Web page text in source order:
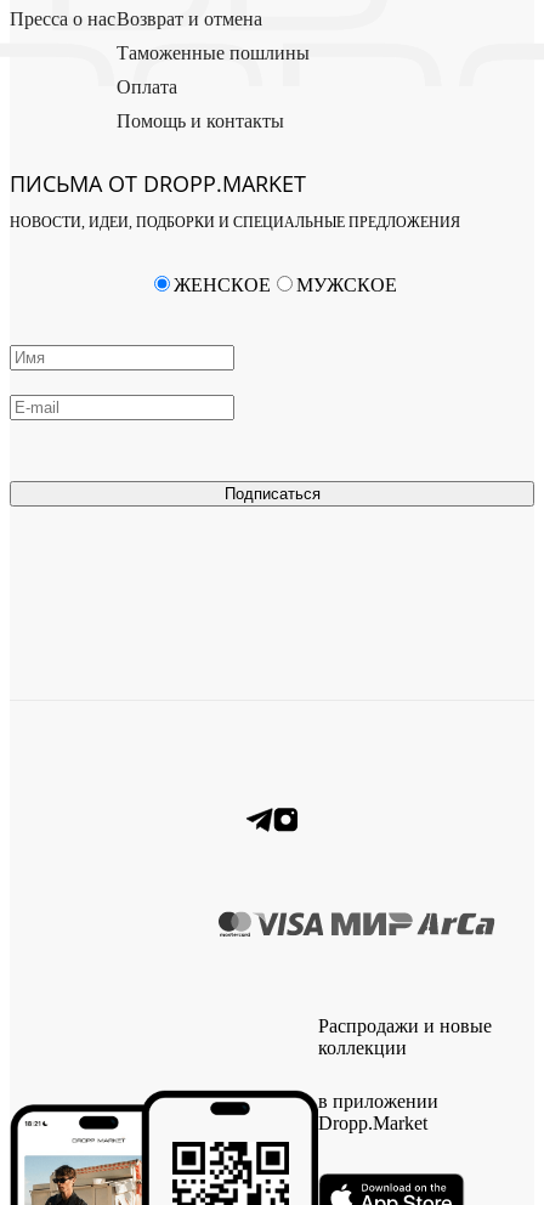
Пресса о насВозврат и отмена
Таможенные пошлины
Оплата
Помощь и контакты
ПИСЬМА ОТ DROPP.MARKET
НОВОСТИ, ИДЕИ, ПОДБОРКИ И СПЕЦИАЛЬНЫЕ ПРЕДЛОЖЕНИЯ
Подписаться
ЖЕНСКОЕ МУЖСКОЕ
Распродажи и новые
коллекции
в приложении
Dropp.Market